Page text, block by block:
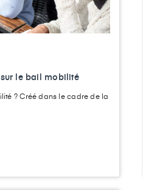
le bail mobilité
? Créé dans le cadre de la